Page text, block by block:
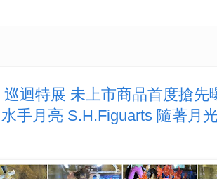
迴特展 未上市商品首度搶先
手月亮 S.H.Figuarts 隨著月